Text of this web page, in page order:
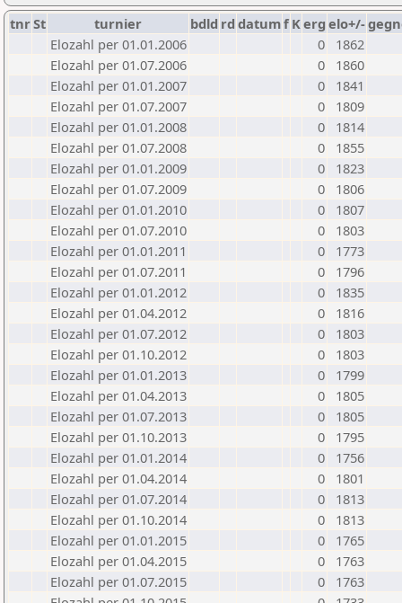
tnrSt turnier bdld rd datumf Kerg elo+/-
Elozahl per 01.01.2006
0
1862
Elozahl per 01.07.2006
0
1860
Elozahl per 01.01.2007
0
1841
Elozahl per 01.07.2007
0
1809
Elozahl per 01.01.2008
0
1814
Elozahl per 01.07.2008
0
1855
Elozahl per 01.01.2009
0
1823
Elozahl per 01.07.2009
0
1806
Elozahl per 01.01.2010
0
1807
Elozahl per 01.07.2010
0
1803
Elozahl per 01.01.2011
0
1773
Elozahl per 01.07.2011
0
1796
Elozahl per 01.01.2012
0
1835
Elozahl per 01.04.2012
0
1816
Elozahl per 01.07.2012
0
1803
Elozahl per 01.10.2012
0
1803
Elozahl per 01.01.2013
0
1799
Elozahl per 01.04.2013
0
1805
Elozahl per 01.07.2013
0
1805
Elozahl per 01.10.2013
0
1795
Elozahl per 01.01.2014
0
1756
Elozahl per 01.04.2014
0
1801
Elozahl per 01.07.2014
0
1813
Elozahl per 01.10.2014
0
1813
Elozahl per 01.01.2015
0
1765
Elozahl per 01.04.2015
0
1763
Elozahl per 01.07.2015
0
1763